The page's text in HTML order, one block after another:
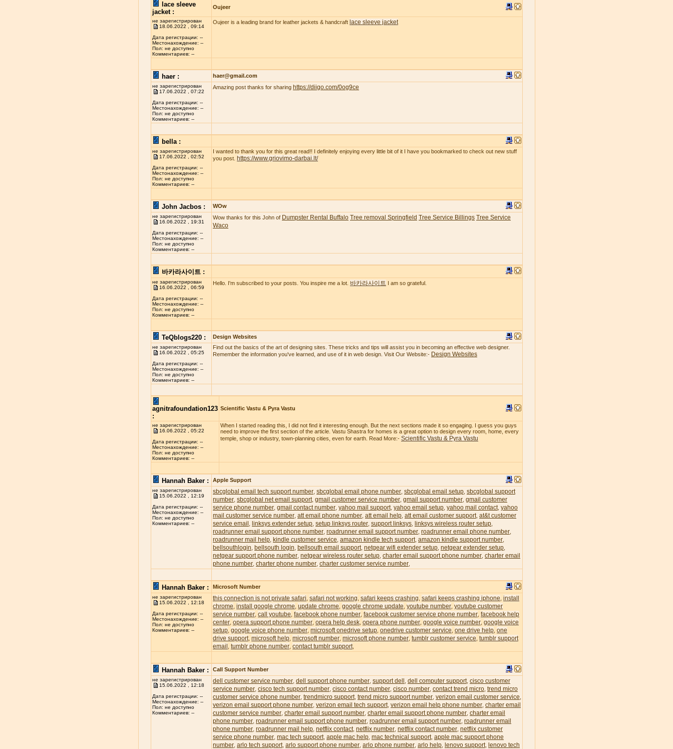
lace sleeve
jacket :
Oujeer
не зарегистрирован
18.06.2022 , 09:14
Дата регистрации: --
Местонахождение: --
Пол: не доступно
Комментариев: --
Oujeer is a leading brand for leather jackets & handcraft lace sleeve jacket
haer : haer@gmail.com
не зарегистрирован
17.06.2022 , 07:22
Дата регистрации: --
Местонахождение: --
Пол: не доступно
Комментариев: --
Amazing post thanks for sharing https://diigo.com/0og9ce
bella :
не зарегистрирован
17.06.2022 , 02:52
Дата регистрации: --
Местонахождение: --
Пол: не доступно
Комментариев: --
I wanted to thank you for this great read!! I definitely enjoying every little bit of it I have you bookmarked to check out new stuff
you post.
https://www.griovimo-darbai.lt/
John Jacbos : WOw
не зарегистрирован
16.06.2022 , 19:31
Дата регистрации: --
Местонахождение: --
Пол: не доступно
Комментариев: --
Wow thanks for this John of Dumpster Rental Buffalo Tree removal Springfield Tree Service Billings Tree Service
Waco
바카라사이트 :
не зарегистрирован
16.06.2022 , 06:59
Дата регистрации: --
Местонахождение: --
Пол: не доступно
Комментариев: --
Hello. I'm subscribed to your posts. You inspire me a lot. 바카라사이트 I am so grateful.
TeQblogs220 : Design Websites
не зарегистрирован
16.06.2022 , 05:25
Дата регистрации: --
Местонахождение: --
Пол: не доступно
Комментариев: --
Find out the basics of the art of designing sites. These tricks and tips will assist you in becoming an effective web designer.
Remember the information you've learned, and use of it in web design. Visit Our Website:- Design Websites
agnitrafoundation123
:
Scientific Vastu & Pyra Vastu
не зарегистрирован
16.06.2022 , 05:22
Дата регистрации: --
Местонахождение: --
Пол: не доступно
Комментариев: --
When I started reading this, I did not find it interesting enough. But the next sections made it so engaging. I guess you guys
need to improve the first section of the article. Vastu Shastra for homes is a great option to design every room, home, every
temple, shop or industry, town-planning cities, even for earth. Read More:- Scientific Vastu & Pyra Vastu
Hannah Baker : Apple Support
не зарегистрирован
15.06.2022 , 12:19
Дата регистрации: --
Местонахождение: --
Пол: не доступно
Комментариев: --
sbcglobal email tech support number sbcglobal email phone number sbcglobal email setup sbcglobal support
number sbcglobal net email support, gmail customer service number gmail support number gmail customer
service phone number gmail contact number yahoo mail support, yahoo email setup yahoo mail contact, yahoo
mail customer service number att email phone number att email help att email customer support, at&t customer
service email
linksys extender setup setup linksys router support linksys linksys wireless router setup
roadrunner email support phone number roadrunner email support number roadrunner email phone number
roadrunner mail help kindle customer service amazon kindle tech support, amazon kindle support number
bellsouthlogin bellsouth login bellsouth email support, netgear wifi extender setup netgear extender setup
netgear support phone number netgear wireless router setup charter email support phone number charter email
phone number charter phone number charter customer service number
Hannah Baker : Microsoft Number
не зарегистрирован
15.06.2022 , 12:18
Дата регистрации: --
Местонахождение: --
Пол: не доступно
Комментариев: --
this connection is not private safari safari not working safari keeps crashing safari keeps crashing iphone install
chrome install google chrome update chrome google chrome update youtube number youtube customer
service number call youtube facebook phone number facebook customer service phone number facebook help
center opera support phone number opera help desk opera phone number google voice number google voice
setup google voice phone number microsoft onedrive setup onedrive customer service one drive help one
drive support microsoft help microsoft number microsoft phone number tumblr customer service tumblr support
email
tumblr phone number contact tumblr support
Hannah Baker : Call Support Number
не зарегистрирован
15.06.2022 , 12:18
Дата регистрации: --
Местонахождение: --
Пол: не доступно
Комментариев: --
dell customer service number dell support phone number support dell dell computer support, cisco customer
service number cisco tech support number cisco contact number cisco number contact trend micro trend micro
customer service phone number trendmicro support, trend micro support number verizon email customer service
verizon email support phone number verizon email tech support, verizon email help phone number charter email
customer service number charter email support number charter email support phone number charter email
phone number roadrunner email support phone number roadrunner email support number roadrunner email
phone number roadrunner mail help netflix contact, netflix number netflix contact number netflix customer
service phone number mac tech support, apple mac help mac technical support, apple mac support phone
number arlo tech support, arlo support phone number arlo phone number arlo help lenovo support,
lenovo tech